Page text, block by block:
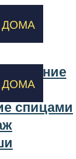
спицами